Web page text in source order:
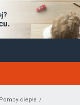
Pompy ciepła